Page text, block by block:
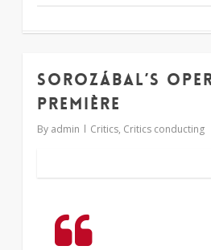
Sorozábal’s
première
By admin Critics, Critics conducting
1